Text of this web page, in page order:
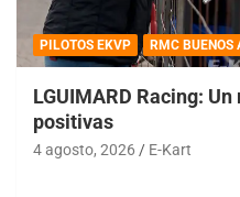
PILOTOS EKVP RMC BUENOS
LGUIMARD Racing:
positivas
4 agosto, 2026 E-Kart